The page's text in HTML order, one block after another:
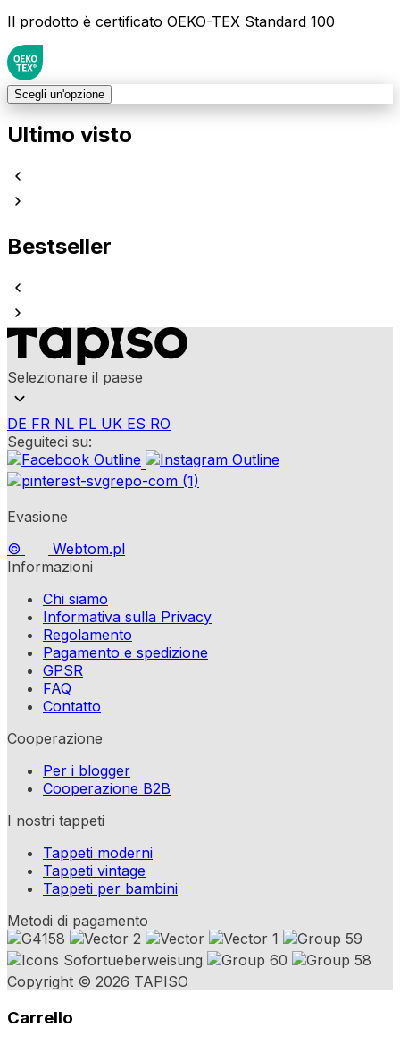
Il prodotto è certificato OEKO-TEX Standard 100
Scegli un'opzione
Ultimo visto
Bestseller
Selezionare il paese
DE FR NL PL UK ES RO
Seguiteci su:
Evasione
©
Webtom.pl
Informazioni
Chi siamo
Informativa sulla Privacy
Regolamento
Pagamento e spedizione
GPSR
FAQ
Contatto
Cooperazione
Per i blogger
Cooperazione B2B
I nostri tappeti
Tappeti moderni
Tappeti vintage
Tappeti per bambini
Metodi di pagamento
Copyright © 2026 TAPISO
Carrello